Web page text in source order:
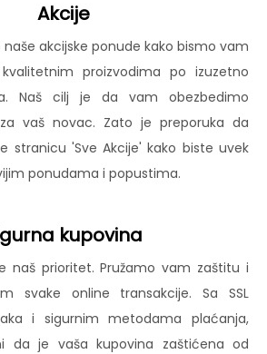
Akcije
akcijske ponude kako bismo vam
proizvodima po izuzetno
Naš cilj je da vam obezbedimo
vaš novac. Zato je preporuka da
stranicu 'Sve Akcije' kako biste uvek
ponudama i popustima.
kupovina
naš prioritet. Pružamo vam zaštitu i
svake online transakcije. Sa SSL
i sigurnim metodama plaćanja,
da je vaša kupovina zaštićena od